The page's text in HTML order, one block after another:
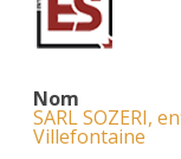
Nom
SARL SOZERI,
Villefontaine